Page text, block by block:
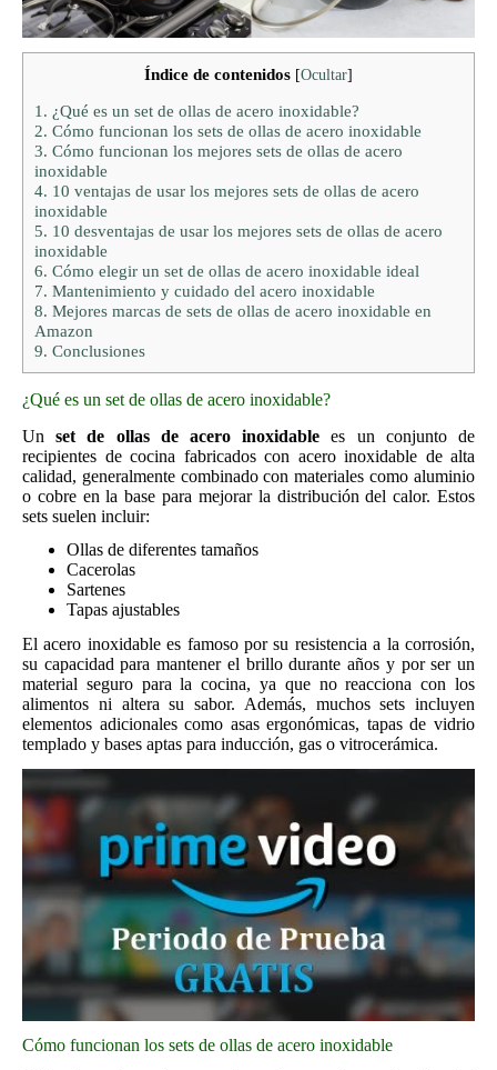
Índice de contenidos [Ocultar]
1. ¿Qué es un set de ollas de acero inoxidable?
2. Cómo funcionan los sets de ollas de acero inoxidable
3. Cómo funcionan los mejores sets de ollas de acero
inoxidable
4. 10 ventajas de usar los mejores sets de ollas de acero
inoxidable
5. 10 desventajas de usar los mejores sets de ollas de acero
inoxidable
6. Cómo elegir un set de ollas de acero inoxidable ideal
7. Mantenimiento y cuidado del acero inoxidable
8. Mejores marcas de sets de ollas de acero inoxidable en
Amazon
9. Conclusiones
¿Qué es un set de ollas de acero inoxidable?
Unset de ollas de acero inoxidable es un conjunto de
recipientes de cocina fabricados con acero inoxidable de alta
calidad, generalmente combinado con materiales como aluminio
o cobre en la base para mejorar la distribución del calor. Estos
sets suelen incluir:
Ollas de diferentes tamaños
Cacerolas
Sartenes
Tapas ajustables
El acero inoxidable es famoso por su resistencia a la corrosión,
su capacidad para mantener el brillo durante años y por ser un
material seguro para la cocina, ya que no reacciona con los
alimentos ni altera su sabor. Además, muchos sets incluyen
elementos adicionales como asas ergonómicas, tapas de vidrio
templado y bases aptas para inducción, gas o vitrocerámica.
Cómo funcionan los sets de ollas de acero inoxidable